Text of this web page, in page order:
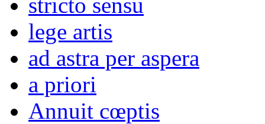
lege artis
ad astra per aspera
a priori
Annuit cœptis